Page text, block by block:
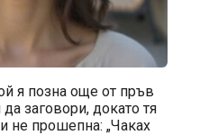
я позна още от пръв
заговори, докато тя
не прошепна: „Чаках